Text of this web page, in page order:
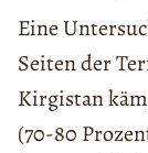
Eine
Seiten der
Kirgistan
(70-80